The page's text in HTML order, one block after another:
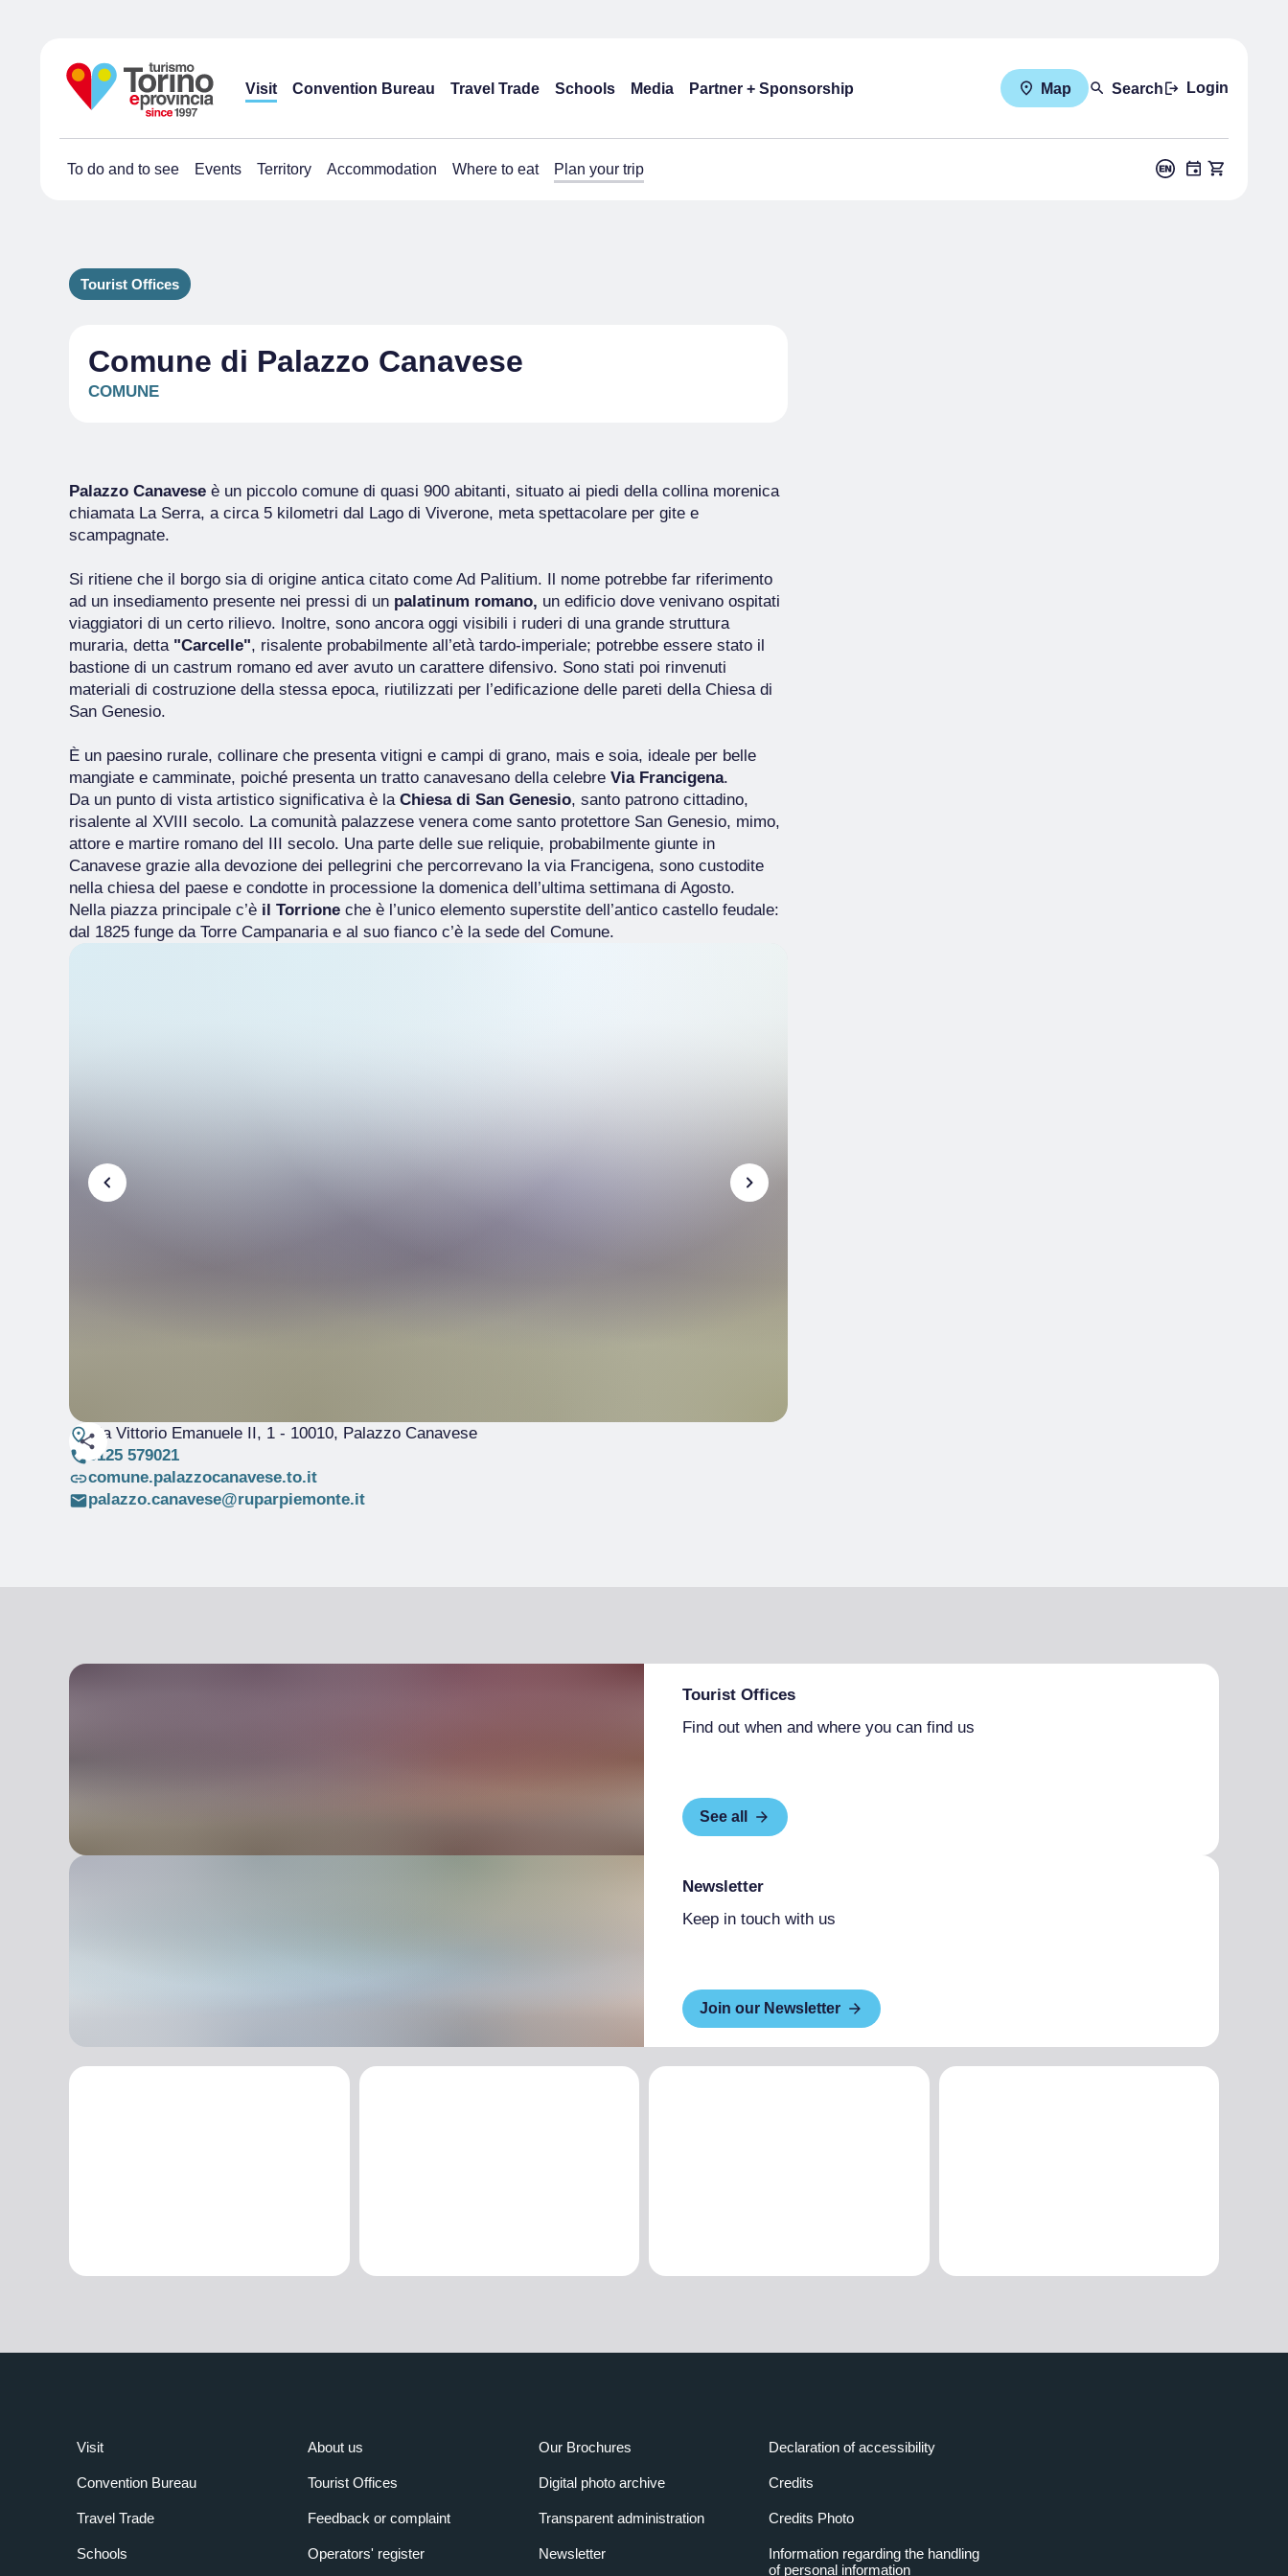
Visit Convention Bureau Travel Trade Schools Media Partner + Sponsorship Map Search Login
To do and to see Events Territory Accommodation Where to eat Plan your trip
Tourist Offices
Comune di Palazzo Canavese
COMUNE
Palazzo Canavese è un piccolo comune di quasi 900 abitanti, situato ai piedi della collina morenica
chiamata La Serra, a circa 5 kilometri dal Lago di Viverone, meta spettacolare per gite e
scampagnate.
Si ritiene che il borgo sia di origine antica citato come Ad Palitium. Il nome potrebbe far riferimento
ad un insediamento presente nei pressi di un palatinum romano, un edificio dove venivano ospitati
viaggiatori di un certo rilievo. Inoltre, sono ancora oggi visibili i ruderi di una grande struttura
muraria, detta "Carcelle", risalente probabilmente all’età tardo-imperiale; potrebbe essere stato il
bastione di un castrum romano ed aver avuto un carattere difensivo. Sono stati poi rinvenuti
materiali di costruzione della stessa epoca, riutilizzati per l’edificazione delle pareti della Chiesa di
San Genesio.
È un paesino rurale, collinare che presenta vitigni e campi di grano, mais e soia, ideale per belle
mangiate e camminate, poiché presenta un tratto canavesano della celebre Via Francigena.
Da un punto di vista artistico significativa è la Chiesa di San Genesio, santo patrono cittadino,
risalente al XVIII secolo. La comunità palazzese venera come santo protettore San Genesio, mimo,
attore e martire romano del III secolo. Una parte delle sue reliquie, probabilmente giunte in
Canavese grazie alla devozione dei pellegrini che percorrevano la via Francigena, sono custodite
nella chiesa del paese e condotte in processione la domenica dell’ultima settimana di Agosto.
Nella piazza principale c’è il Torrione che è l’unico elemento superstite dell’antico castello feudale:
dal 1825 funge da Torre Campanaria e al suo fianco c’è la sede del Comune.
Via Vittorio Emanuele II, 1- 10010, Palazzo Canavese
0125 579021
comune.palazzocanavese.to.it
palazzo.canavese@ruparpiemonte.it
Tourist Offices
Find out when and where you can find us
See all
Newsletter
Keep in touch with us
Join our Newsletter
Visit
Convention Bureau
Travel Trade
Schools
About us
Tourist Offices
Feedback or complaint
Operators' register
Our Brochures
Digital photo archive
Transparent administration
Newsletter
Declaration of accessibility
Credits
Credits Photo
Information regarding the handling
of personal information